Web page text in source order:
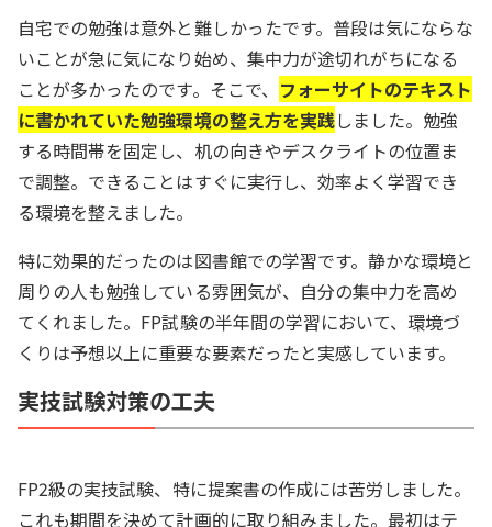
自宅での勉強は意外と難しかったです。普段は気にならな
いことが急に気になり始め、集中力が途切れがちになる
ことが多かったのです。そこで、 フォーサイトのテキスト
に書かれていた勉強環境の整え方を実践しました。勉強
する時間帯を固定し、机の向きやデスクライトの位置ま
で調整。できることはすぐに実行し、効率よく学習でき
る環境を整えました。
特に効果的だったのは図書館での学習です。静かな環境と
周りの人も勉強している雰囲気が、自分の集中力を高め
てくれました。FP試験の半年間の学習において、環境づ
くりは予想以上に重要な要素だったと実感しています。
実技試験対策の工夫
FP2級の実技試験、特に提案書の作成には苦労しました。
これも期間を決めて計画的に取り組みました。最初はテ